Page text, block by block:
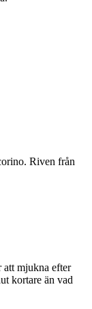
Riven från
att mjukna efter
kortare än vad